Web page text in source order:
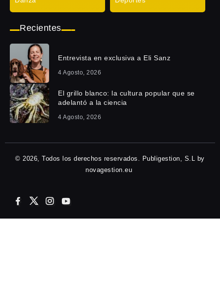
Recientes
Entrevista en exclusiva a Eli Sanz
4 Agosto, 2026
El grillo blanco: la cultura popular que se
adelantó a la ciencia
4 Agosto, 2026
© 2026, Todos los derechos reservados. Publigestion, S.L by
novagestion.eu